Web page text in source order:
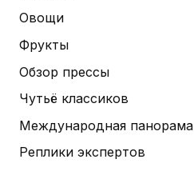
Овощи
Фрукты
Обзор прессы
Чутьё классиков
Международная панорама
Реплики экспертов